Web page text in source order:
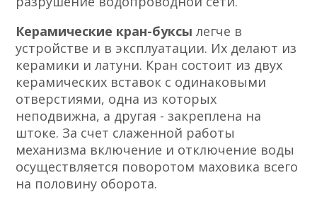
Керамические кран-буксылегче в
устройстве и в эксплуатации. Их делают из
керамики и латуни. Кран состоит из двух
керамических вставок с одинаковыми
отверстиями, одна из которых
неподвижна, а другая - закреплена на
штоке. За счет слаженной работы
механизма включение и отключение воды
осуществляется поворотом маховика всего
на половину оборота.